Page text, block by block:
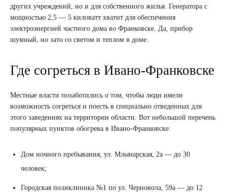
других учреждений, но и для собственного жилья. Генератора с
мощностью 2,5 — 5 киловатт хватит для обеспечения
электроэнергией частного дома во Франковске. Да, прибор
шумный, но зато со светом и теплом в доме.
Где согреться в Ивано-Франковске
Местные власти позаботились о том, чтобы люди имели
возможность согреться и поесть в специально отведенных для
этого заведениях на территории области. Вот небольшой перечень
популярных пунктов обогрева в Ивано-Франковске:
Дом ночного пребывания, ул. Млынарская, 2а — до 30
человек;
Городская поликлиника №1 по ул. Черновола, 59а — до 12